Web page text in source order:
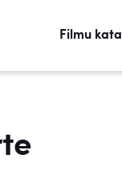
Filmu